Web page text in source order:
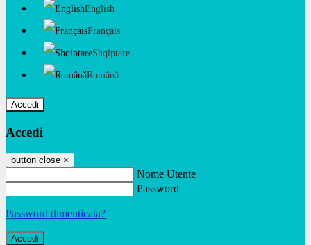
English
Français
Shqiptare
Română
Accedi
Accedi
button close ×
Nome Utente
Password
Password dimenticata?